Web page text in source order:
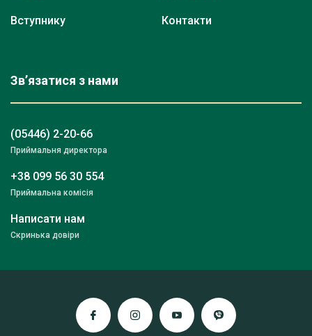
Вступнику Контакти
Зв’язатися з нами
(05446) 2-20-66
Приймальня директора
+38 099 56 30 554
Приймальна комісія
Написати нам
Скринька довіри